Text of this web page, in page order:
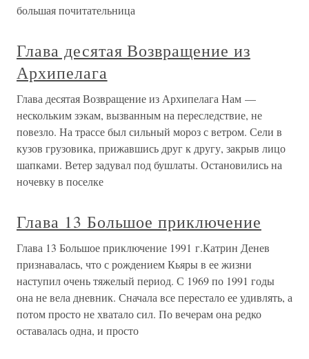
большая почитательница
Глава десятая Возвращение из
Архипелага
Глава десятая Возвращение из Архипелага Нам —
нескольким зэкам, вызванным на переследствие, не
повезло. На трассе был сильный мороз с ветром. Сели в
кузов грузовика, прижавшись друг к другу, закрыв лицо
шапками. Ветер задувал под бушлаты. Остановились на
ночевку в поселке
Глава 13 Большое приключение
Глава 13 Большое приключение 1991 г.Катрин Денев
признавалась, что с рождением Кьяры в ее жизни
наступил очень тяжелый период. С 1969 по 1991 годы
она не вела дневник. Сначала все перестало ее удивлять, а
потом просто не хватало сил. По вечерам она редко
оставалась одна, и просто